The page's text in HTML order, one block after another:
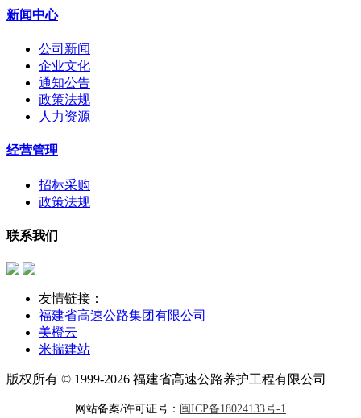
新闻中心
公司新闻
企业文化
通知公告
政策法规
人力资源
经营管理
招标采购
政策法规
联系我们
友情链接：
福建省高速公路集团有限公司
美橙云
米揣建站
版权所有 © 1999-2026 福建省高速公路养护工程有限公司
网站备案/许可证号： 闽ICP备18024133号-1